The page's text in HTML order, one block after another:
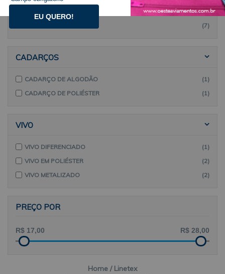
MARCAS
(7)
CADARÇOS
CADARÇO DE ALGODÃO
(1)
CADARÇO DE POLIÉSTER
(1)
VIVO
VIVO DIFERENCIADO
(1)
VIVO EM POLIÉSTER
(2)
VIVO METALIZADO
(2)
PREÇO POR
Home Linetex
EU QUERO!